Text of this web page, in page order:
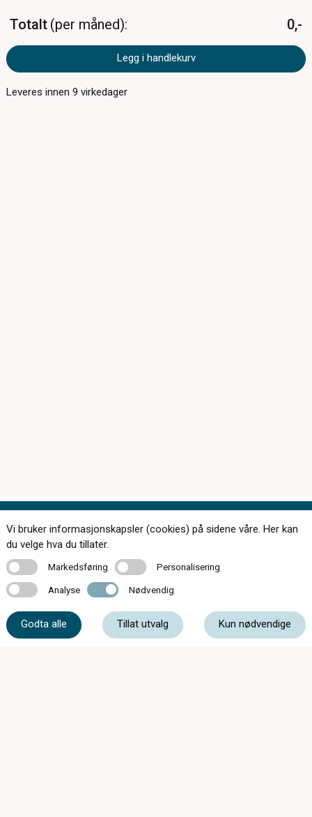
Totalt per måned 0,-
Legg i handlekurv
Leveres innen9 virkedager
Kontakt oss
Vi bruker informasjonskapsler (cookies) på sidene våre. Her kan
du velge hva du tillater.
MarkedsføringMarkedsføring PersonaliseringPersonalisering
Analyse Analyse Nødvendig Nødvendig
Godta alle Tillat utvalg Kun nødvendige